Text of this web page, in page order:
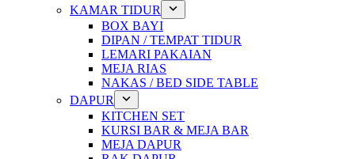
KAMAR TIDUR
BOX BAYI
DIPAN / TEMPAT TIDUR
LEMARI PAKAIAN
MEJA RIAS
NAKAS / BED SIDE TABLE
DAPUR
KITCHEN SET
KURSI BAR & MEJA BAR
MEJA DAPUR